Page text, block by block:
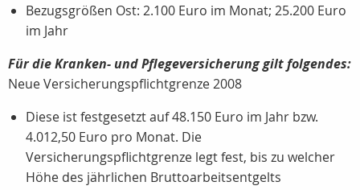
Bezugsgrößen Ost: 2.100 Euro im Monat; 25.200 Euro
im Jahr
Für die Kranken- und Pflegeversicherung gilt folgendes:
Neue Versicherungspflichtgrenze 2008
Diese ist festgesetzt auf 48.150 Euro im Jahr bzw.
4.012,50 Euro pro Monat. Die
Versicherungspflichtgrenze legt fest, bis zu welcher
Höhe des jährlichen Bruttoarbeitsentgelts